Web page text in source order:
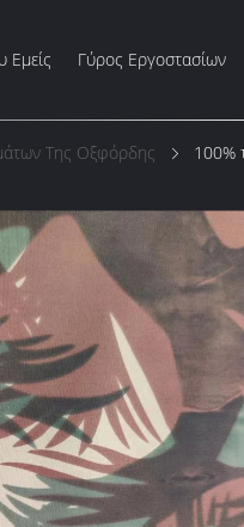
Εμείς Γύρος Εργοστασίων
Της Οξφόρδης 100%